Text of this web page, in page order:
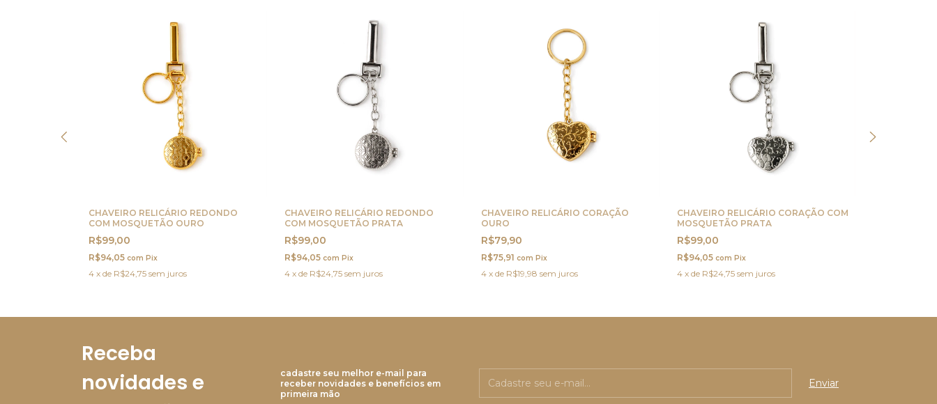
CHAVEIRO RELICÁRIO REDONDO
COM MOSQUETÃO OURO
R$99,00
R$94,05 com Pix
4 x de R$24,75 sem juros
CHAVEIRO RELICÁRIO REDONDO
COM MOSQUETÃO PRATA
R$99,00
R$94,05com Pix
4 xde R$24,75 sem juros
CHAVEIRO RELICÁRIO CORAÇÃO
OURO
R$79,90
R$75,91 com Pix
4 x de R$19,98 sem juros
CHAVEIRO RELICÁRIO CORAÇÃO COM
MOSQUETÃO PRATA
R$99,00
R$94,05 com Pix
4 x de R$24,75 sem juros
Receba
novidades e
cadastre seu melhor e-mail para
receber novidades e benefícios em
primeira mão